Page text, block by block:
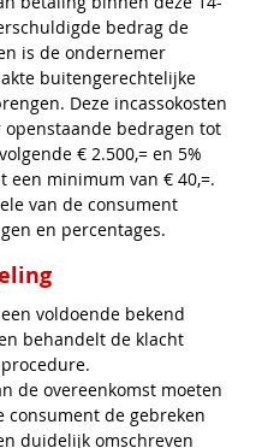
bedrag de
is de ondernemer
buitengerechtelijke
Deze incassokosten
openstaande bedragen tot
€ 2.500,= en 5%
een minimum van € 40,=.
van de consument
en percentages.
voldoende bekend
behandelt de klacht
de overeenkomst moeten
de gebreken
duidelijk omschreven